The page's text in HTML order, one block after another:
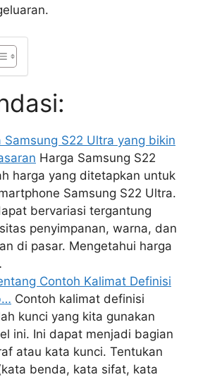
Samsung S22 Ultra yang bikin
Harga Samsung S22
harga yang ditetapkan untuk
Samsung S22 Ultra.
bervariasi tergantung
penyimpanan, warna, dan
di pasar. Mengetahui harga
Contoh Kalimat Definisi
Contoh kalimat definisi
kunci yang kita gunakan
ini. Ini dapat menjadi bagian
atau kata kunci. Tentukan
benda, kata sifat, kata